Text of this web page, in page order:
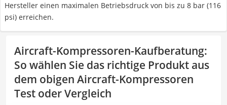
Hersteller einen maximalen Betriebsdruck von bis zu 8 bar (116
psi) erreichen.
Aircraft-Kompressoren-Kaufberatung:
So wählen Sie das richtige Produkt aus
dem obigen Aircraft-Kompressoren
Test oder Vergleich